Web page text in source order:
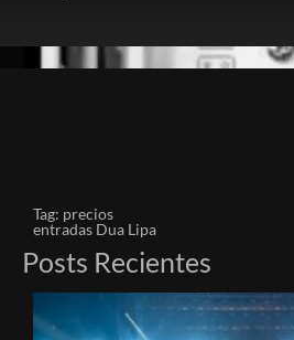
Tag: precios
entradas Dua Lipa
Posts Recientes